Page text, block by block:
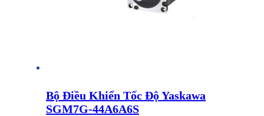
Bộ Điều Khiển Tốc Độ Yaskawa
SGM7G-44A6A6S